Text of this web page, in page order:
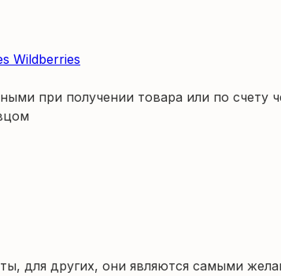
Wildberries
при получении товара или по счету
для других, они являются самыми